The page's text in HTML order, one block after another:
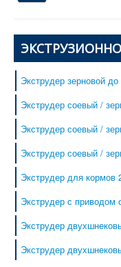
О нас
Сервис
Сертификаты
Наши клиенты
Контакты
Услуги фасовки
Экструдер зерновой до
Экструдер соевый /
Экструдер соевый /
Экструдер соевый /
Экструдер для кормов
Экструдер с
Экструдер
Экструдер